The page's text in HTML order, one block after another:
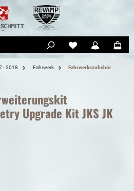
- 2018 Fahrwerk Fahrwerkszubehör
Upgrade Kit JKS JK